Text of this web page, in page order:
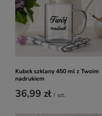
Kubek szklany 450 ml z Twoim
nadrukiem
36,99 zł / szt.